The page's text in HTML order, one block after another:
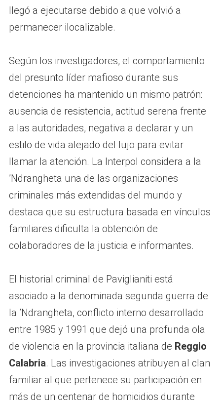
llegó a ejecutarse debido a que volvió a
permanecer ilocalizable.
Según los investigadores, el comportamiento
del presunto líder mafioso durante sus
detenciones ha mantenido un mismo patrón:
ausencia de resistencia, actitud serena frente
a las autoridades, negativa a declarar y un
estilo de vida alejado del lujo para evitar
llamar la atención. La Interpol considera a la
’Ndrangheta una de las organizaciones
criminales más extendidas del mundo y
destaca que su estructura basada en vínculos
familiares dificulta la obtención de
colaboradores de la justicia e informantes.
El historial criminal de Paviglianiti está
asociado a la denominada segunda guerra de
la ’Ndrangheta, conflicto interno desarrollado
entre 1985 y 1991 que dejó una profunda ola
de violencia en la provincia italiana de Reggio
Calabria. Las investigaciones atribuyen al clan
familiar al que pertenece su participación en
más de un centenar de homicidios durante